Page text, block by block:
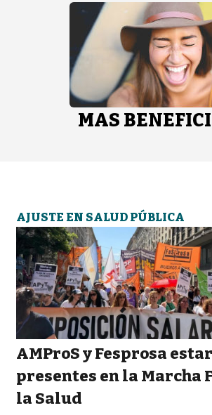
MAS
AJUSTE EN SALUD PÚBLICA
AMProS y Fesprosa
presentes en la Marcha
la Salud